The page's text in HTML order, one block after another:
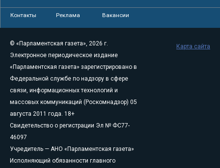
Контакты Реклама Вакансии
© «Парламентская газета», 2026 г.
Электронное периодическое издание
«Парламентская газета» зарегистрировано в
Федеральной службе по надзору в сфере
связи, информационных технологий и
массовых коммуникаций (Роскомнадзор) 05
августа 2011 года. 18+
Свидетельство о регистрации Эл № ФС77-
46097
Учредитель — АНО «Парламентская газета»
Исполняющий обязанности главного
Карта сайта